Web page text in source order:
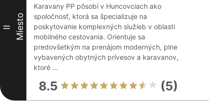
II Miesto
Karavany PP pôsobí v Huncovciach ako
spoločnosť, ktorá sa špecializuje na
poskytovanie komplexných služieb v oblasti
mobilného cestovania. Orientuje sa
predovšetkým na prenájom moderných, plne
vybavených obytných prívesov a karavanov,
ktoré ...
8.5 (5)